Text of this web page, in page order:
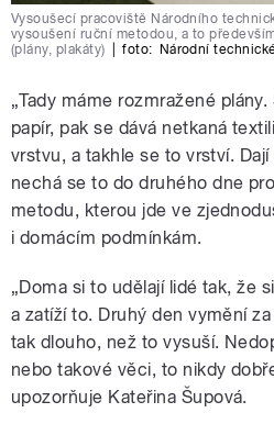
Vysoušecí pracoviště Národního
vysoušení ruční metodou, a to
(plány, plakáty)
foto: Národní
„Tady máme rozmražené
papír, pak se dává netkaná
vrstvu, a takhle se to vrství.
nechá se to do druhého dne
metodu, kterou jde ve
i domácím podmínkám.
„Doma si to udělají lidé tak, že
a zatíží to. Druhý den vymění
tak dlouho, než to vysuší.
nebo takové věci, to nikdy
upozorňuje Kateřina Šupová.